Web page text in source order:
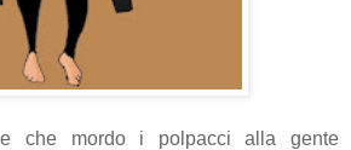
che mordo i polpacci alla gente